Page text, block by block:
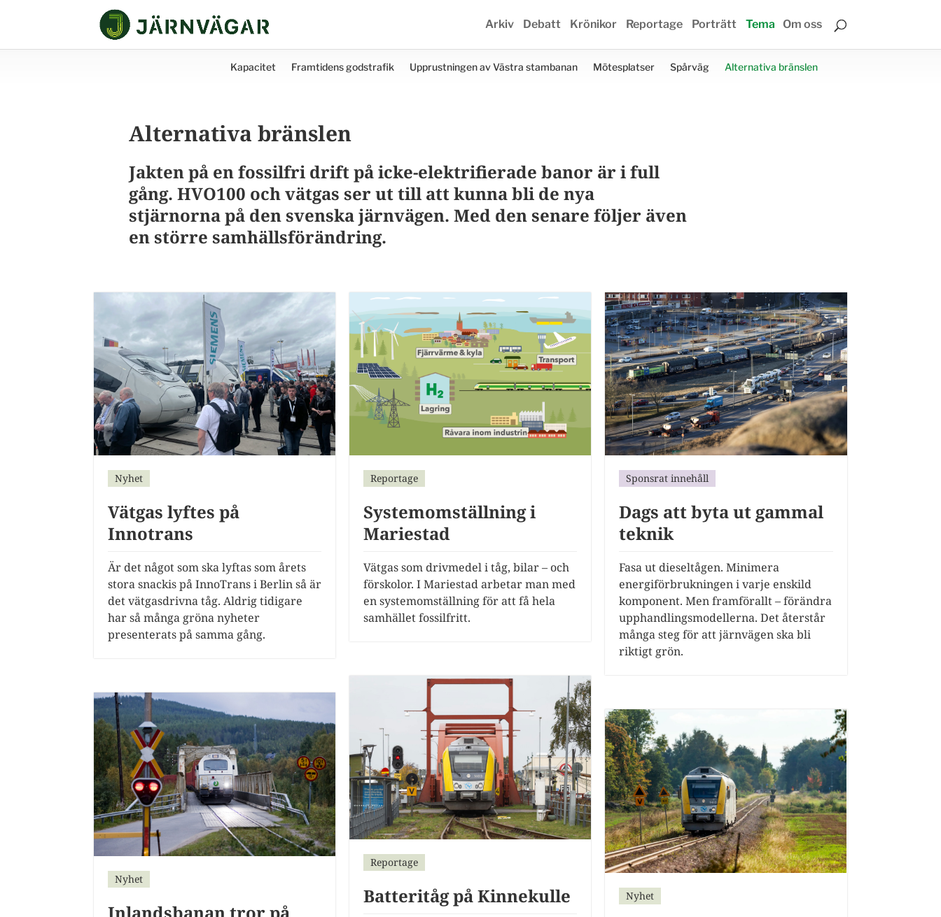
Arkiv Debatt Krönikor Reportage Porträtt Tema Om oss
Kapacitet Framtidens godstrafik Upprustningen av Västra stambanan Mötesplatser Spårväg Alternativa bränslen
Alternativa bränslen
Jakten på en fossilfri drift på icke-elektrifierade banor är i full
gång. HVO100 och vätgas ser ut till att kunna bli de nya
stjärnorna på den svenska järnvägen. Med den senare följer även
en större samhällsförändring.
Nyhet
Vätgas lyftes på
Innotrans
Är det något som ska lyftas som årets
stora snackis på InnoTrans i Berlin så är
det vätgasdrivna tåg. Aldrig tidigare
har så många gröna nyheter
presenterats på samma gång.
Reportage
Systemomställning i
Mariestad
Vätgas som drivmedel i tåg, bilar – och
förskolor. I Mariestad arbetar man med
en systemomställning för att få hela
samhället fossilfritt.
Sponsrat innehåll
Dags att byta ut gammal
teknik
Fasa ut dieseltågen. Minimera
energiförbrukningen i varje enskild
komponent. Men framförallt – förändra
upphandlingsmodellerna. Det återstår
många steg för att järnvägen ska bli
riktigt grön.
Reportage
Batteritåg på Kinnekulle
Nyhet
Nyhet